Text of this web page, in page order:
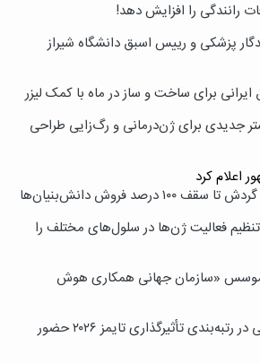
رانندگی را افزایش دهد!
پزشکی و رییس اسبق دانشگاه شیراز
ایرانی برای ساخت و ساز در ماه با کمک لیزر
جدیدی برای ژن‌درمانی و رگ‌زایی طراحی
اعلام کرد
درصد فروش دانش‌بنیان‌ها
تنظیم فعالیت ژن‌ها در سلول‌های مختلف را
موسس «سازمان جهانی همکاری هوش
چرا هیچ دانشگاه ایرانی در رتبه‌بندی تأثیرگذاری تایمز ۲۰۲۶ حضور